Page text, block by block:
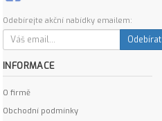
Odebírejte akční nabídky emailem:
Odebírat
INFORMACE
O firmě
Obchodní podmínky